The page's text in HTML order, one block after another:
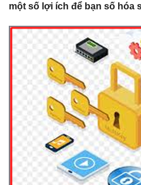
một số lợi ích để bạn số hóa